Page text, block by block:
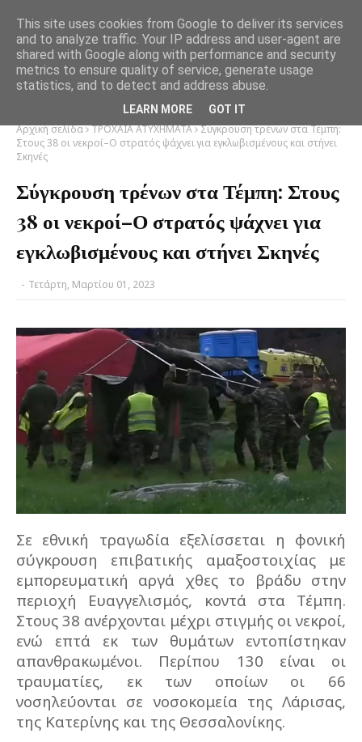
Αρχική σελίδα ΤΡΟΧΑΙΑ ΑΤΥΧΗΜΑΤΑ Σύγκρουση τρένων στα Τέμπη:
Στους 38 οι νεκροί–Ο στρατός ψάχνει για εγκλωβισμένους και στήνει
Σκηνές
Σύγκρουση τρένων στα Τέμπη: Στους
38 οι νεκροί–Ο στρατός ψάχνει για
εγκλωβισμένους και στήνει Σκηνές
- Τετάρτη, Μαρτίου 01, 2023
Σε εθνική τραγωδία εξελίσσεται η φονική
σύγκρουση επιβατικής αμαξοστοιχίας με
εμπορευματική αργά χθες το βράδυ στην
περιοχή Ευαγγελισμός, κοντά στα Τέμπη.
Στους 38 ανέρχονται μέχρι στιγμής οι νεκροί,
ενώ επτά εκ των θυμάτων εντοπίστηκαν
απανθρακωμένοι. Περίπου 130 είναι οι
τραυματίες, εκ των οποίων οι 66
νοσηλεύονται σε νοσοκομεία της Λάρισας,
της Κατερίνης και της Θεσσαλονίκης.
This site uses cookies from Google to deliver its services
and to analyze traffic. Your IP address and user-agent are
shared with Google along with performance and security
metrics to ensure quality of service, generate usage
statistics, and to detect and address abuse.
LEARN MORE GOT IT